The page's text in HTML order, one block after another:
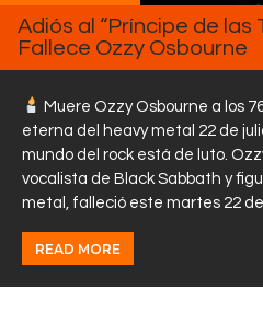
Adiós al “Príncipe de las
Fallece Ozzy Osbourne
Muere Ozzy Osbourne a los
eterna del heavy metal 22 de
mundo del rock está de luto.
vocalista de Black Sabbath y
metal, falleció este martes 22 de
READ MORE